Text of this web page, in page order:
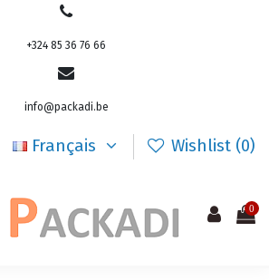
+324 85 36 76 66
info@packadi.be
Français Wishlist (0)
0